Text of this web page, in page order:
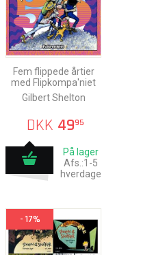
Fem flippede årtier
med Flipkompa'niet
Gilbert Shelton
DKK 4995
På lager
Afs.:1-5
hverdage
- 17%